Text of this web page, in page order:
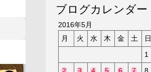
ブログカレンダー
2016年5月
月
火 水 木 金 土
日
1